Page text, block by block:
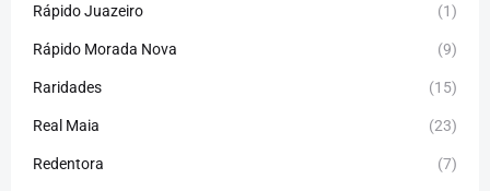
Rápido Juazeiro (1)
Rápido Morada Nova (9)
Raridades (15)
Real Maia (23)
Redentora (7)